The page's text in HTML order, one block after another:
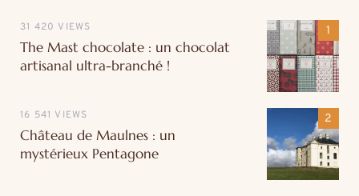
31 420 VIEWS
The Mast chocolate : un chocolat
artisanal ultra-branché !
16 541 VIEWS
Château de Maulnes : un
mystérieux Pentagone